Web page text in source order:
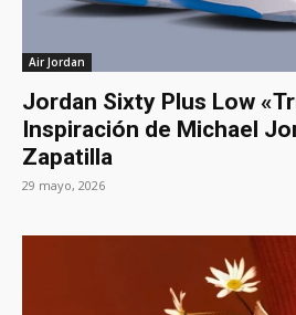
Air Jordan
Jordan Sixty Plus Low
Inspiración de Michael
Zapatilla
29 mayo, 2026